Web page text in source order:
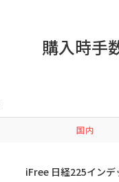
購入時手
国内
iFree 日経225インデ